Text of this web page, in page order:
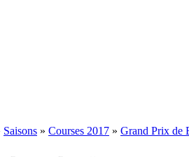
Saisons » Courses 2017 » Grand Prix de